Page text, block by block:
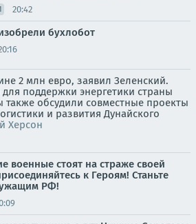
20:42
бухлобот
2 млн евро, заявил Зеленский.
поддержки энергетики страны
также обсудили совместные проекты
и развития Дунайского
Херсон
военные стоят на страже своей
к Героям! Станьте
РФ!